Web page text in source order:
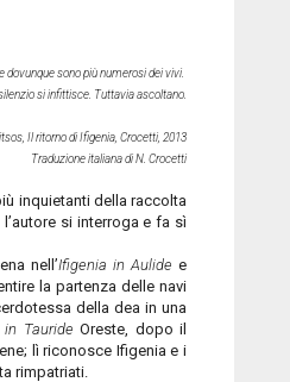
dovunque sono più numerosi dei vivi.
si infittisce. Tuttavia ascoltano.
Il ritorno di Ifigenia, Crocetti, 2013
Traduzione italiana di N. Crocetti
inquietanti della raccolta
si interroga e fa sì
nell’Ifigenia in Aulide e
la partenza delle navi
della dea in una
in TaurideOreste, dopo il
lì riconosce Ifigenia e i
rimpatriati.